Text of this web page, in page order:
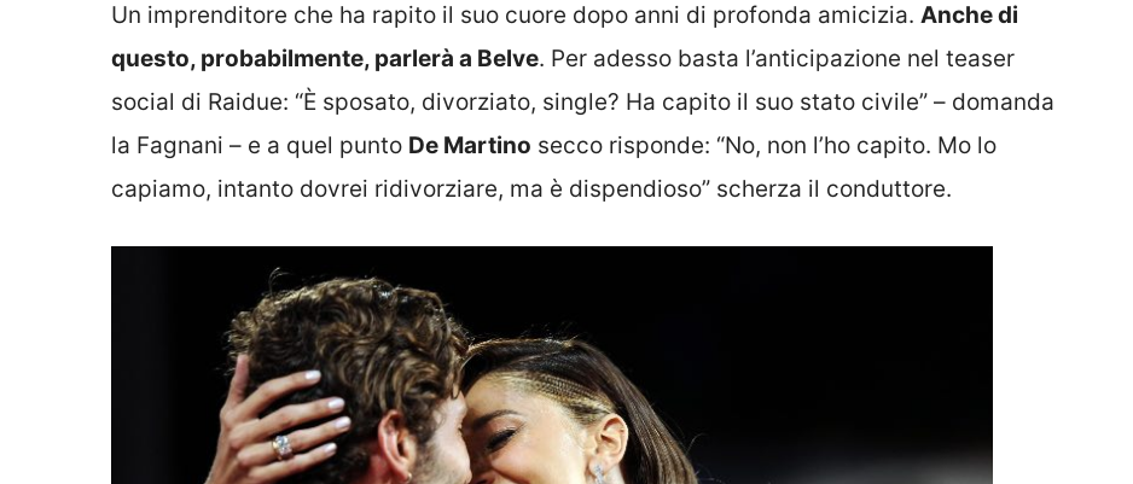
Un imprenditore che ha rapito il suo cuore dopo anni di profonda amicizia. Anche di
questo, probabilmente, parlerà a Belve. Per adesso basta l’anticipazione nel teaser
social di Raidue: “È sposato, divorziato, single? Ha capito il suo stato civile” – domanda
la Fagnani – e a quel punto De Martino secco risponde: “No, non l’ho capito. Mo lo
capiamo, intanto dovrei ridivorziare, ma è dispendioso” scherza il conduttore.